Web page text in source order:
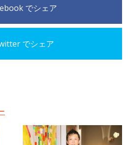
でシェア
でシェア